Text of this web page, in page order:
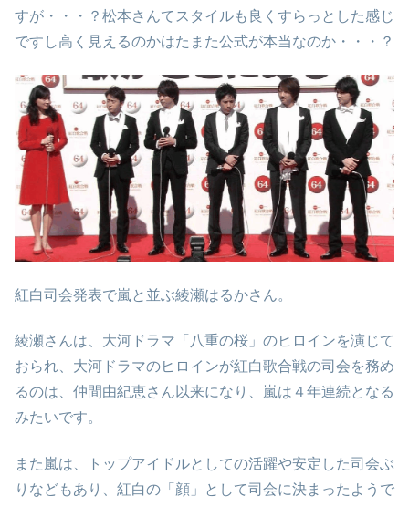
すが・・・？松本さんてスタイルも良くすらっとした感じ
ですし高く見えるのかはたまた公式が本当なのか・・・？
紅白司会発表で嵐と並ぶ綾瀬はるかさん。
綾瀬さんは、大河ドラマ「八重の桜」のヒロインを演じて
おられ、大河ドラマのヒロインが紅白歌合戦の司会を務め
るのは、仲間由紀恵さん以来になり、嵐は４年連続となる
みたいです。
また嵐は、トップアイドルとしての活躍や安定した司会ぶ
りなどもあり、紅白の「顔」として司会に決まったようで